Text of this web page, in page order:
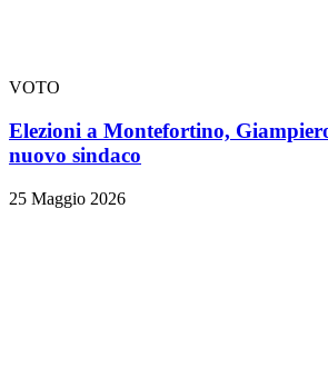
VOTO
Elezioni a Montefortino,
nuovo sindaco
25 Maggio 2026